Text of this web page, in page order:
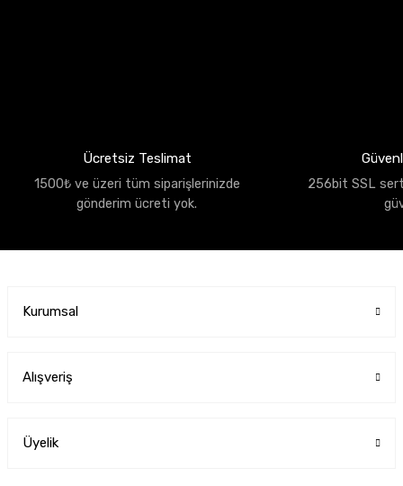
Ücretsiz Teslimat
1500₺ ve üzeri tüm siparişlerinizde
gönderim ücreti yok.
256bit SSL
Kurumsal
Alışveriş
Üyelik